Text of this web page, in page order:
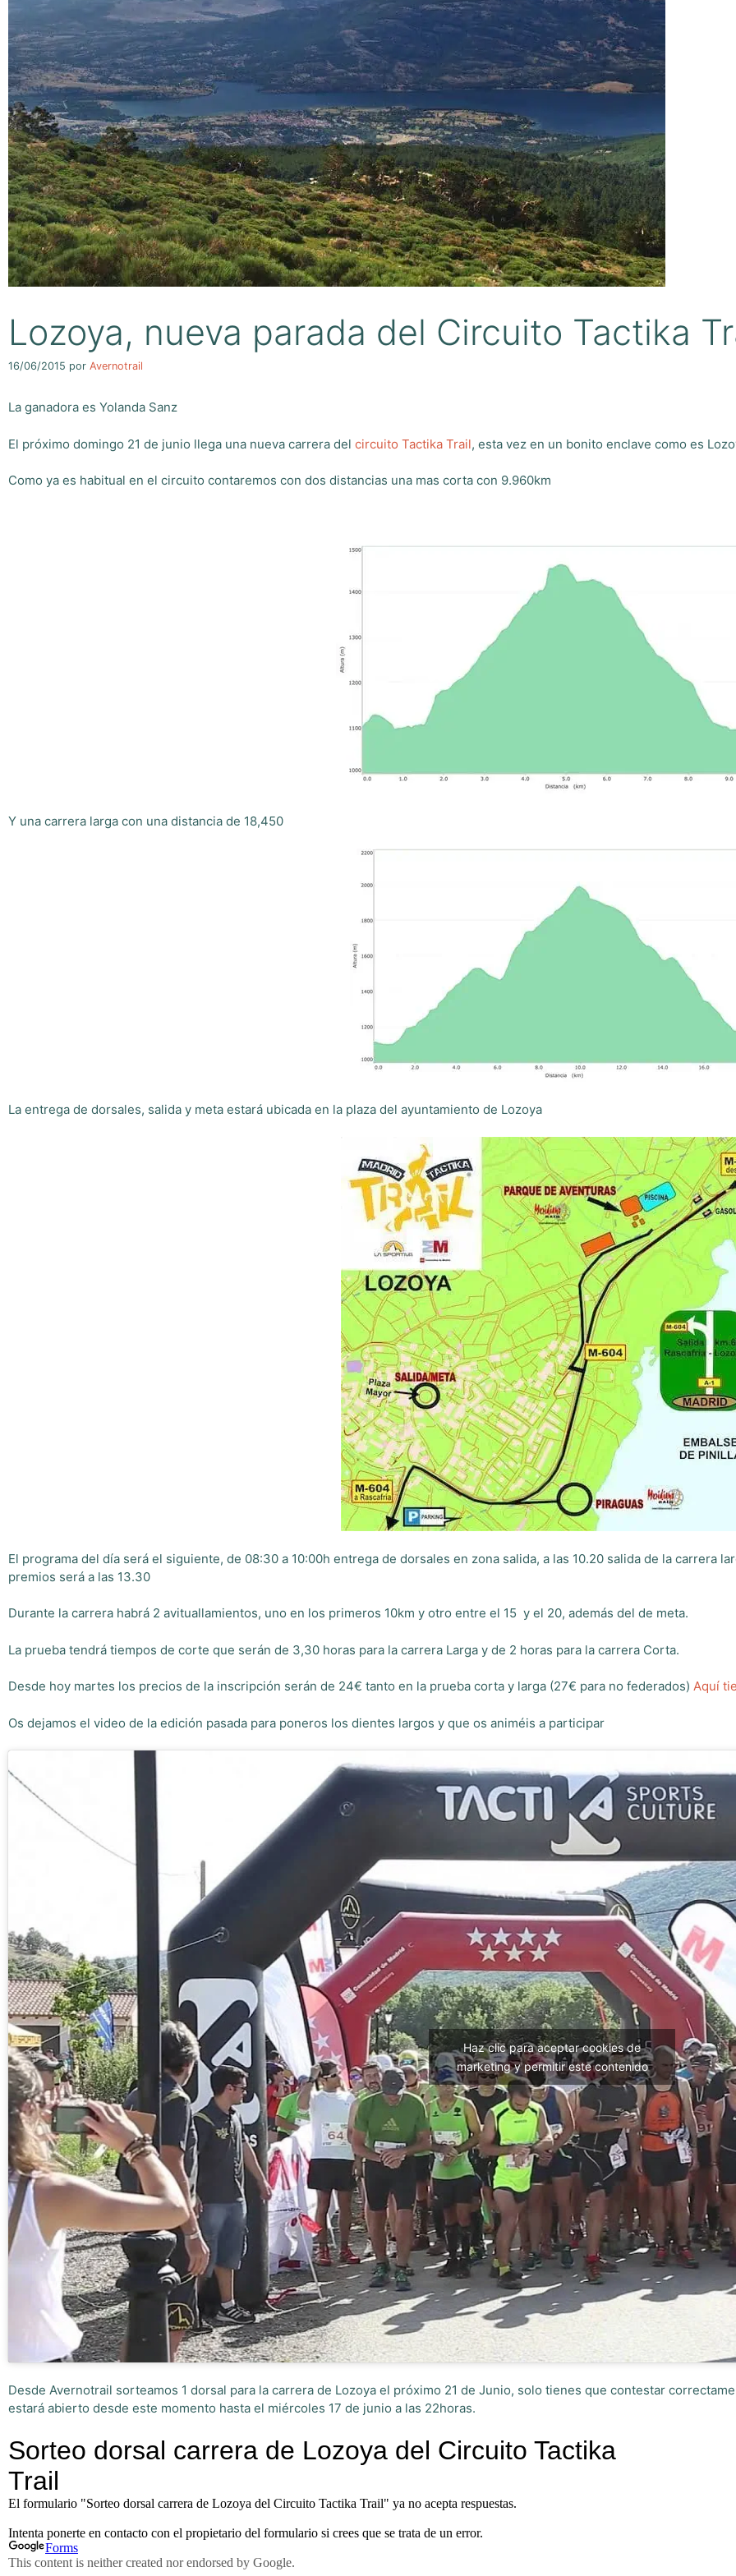
Lozoya, nueva parada del Circuito Tactika
16/06/2015 por Avernotrail
La ganadora es Yolanda Sanz
El próximo domingo 21 de junio llega una nueva carrera del circuito Tactika Trail, esta vez en un bonito enclave como es
Como ya es habitual en el circuito contaremos con dos distancias una mas corta con 9.960km
Y una carrera larga con una distancia de 18,450
La entrega de dorsales, salida y meta estará ubicada en la plaza del ayuntamiento de Lozoya
El programa del día será el siguiente, de 08:30 a 10:00h entrega de dorsales en zona salida, a las 10.20 salida de la carrera
premios será a las 13.30
Durante la carrera habrá 2 avituallamientos, uno en los primeros 10km y otro entre el 15 y el 20, además del de meta.
La prueba tendrá tiempos de corte que serán de 3,30 horas para la carrera Larga y de 2 horas para la carrera Corta.
Desde hoy martes los precios de la inscripción serán de 24€ tanto en la prueba corta y larga (27€ para no federados) Aquí
Os dejamos el video de la edición pasada para poneros los dientes largos y que os animéis a participar
Haz clic para aceptar cookies de
marketing y permitir este contenido
Desde Avernotrail sorteamos 1 dorsal para la carrera de Lozoya el próximo 21 de Junio, solo tienes que contestar
estará abierto desde este momento hasta el miércoles 17 de junio a las 22horas.